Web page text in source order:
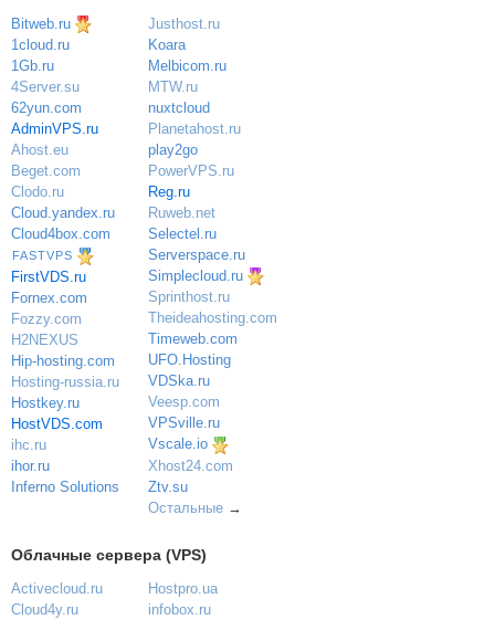
Bitweb.ru
1cloud.ru
1Gb.ru
4Server.su
62yun.com
AdminVPS.ru
Ahost.eu
Beget.com
Clodo.ru
Cloud.yandex.ru
Cloud4box.com
FASTVPS
FirstVDS.ru
Fornex.com
Fozzy.com
H2NEXUS
Hip-hosting.com
Hosting-russia.ru
Hostkey.ru
HostVDS.com
ihc.ru
ihor.ru
Inferno Solutions
Justhost.ru
Koara
Melbicom.ru
MTW.ru
nuxtcloud
Planetahost.ru
play2go
PowerVPS.ru
Reg.ru
Ruweb.net
Selectel.ru
Serverspace.ru
Simplecloud.ru
Sprinthost.ru
Theideahosting.com
Timeweb.com
UFO.Hosting
VDSka.ru
Veesp.com
VPSville.ru
Vscale.io
Xhost24.com
Ztv.su
Остальные→
Облачные сервера (VPS)
Activecloud.ru
Cloud4y.ru
Hostpro.ua
infobox.ru